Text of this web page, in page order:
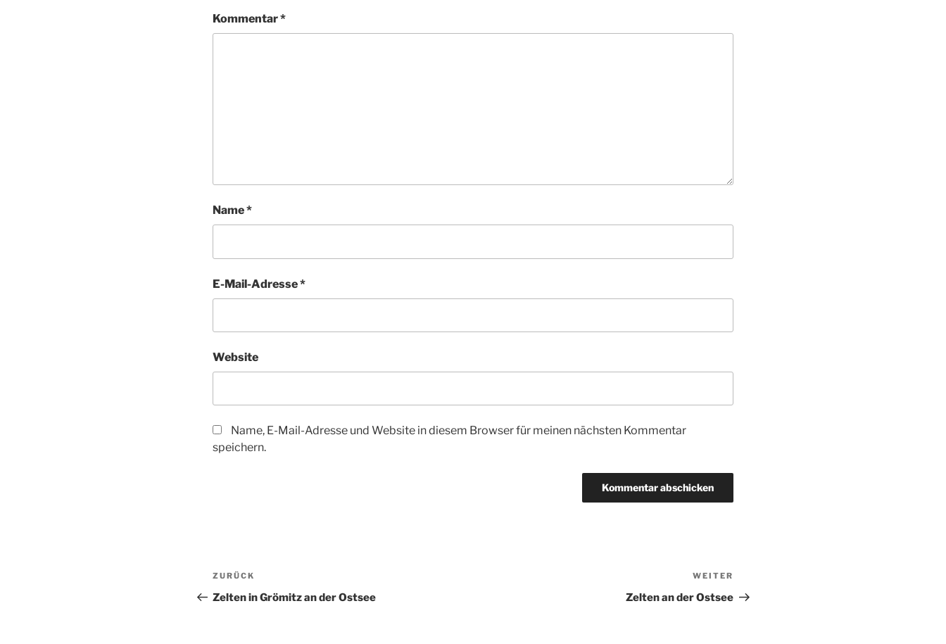
Kommentar*
Name*
E-Mail-Adresse*
Website
Name, E-Mail-Adresse und Website in diesem Browser für meinen nächsten Kommentar
speichern.
Beitragsnavigation
Vorheriger
Beitrag
ZURÜCK
Zelten in Grömitz an der Ostsee
Beitrag
WEITER
Zelten an der Ostsee